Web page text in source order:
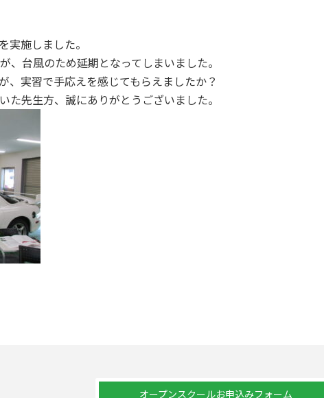
実施しました。
、台風のため延期となってしまいました。
、実習で手応えを感じてもらえましたか？
た先生方、誠にありがとうございました。
オープンスクールお申込みフォーム